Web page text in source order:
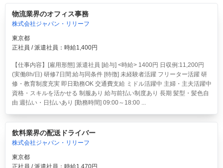
物流業界のオフィス事務
株式会社ジャパン・リリーフ
東京都
正社員 / 派遣社員：時給1,400円
【仕事内容】[雇用形態] 派遣社員 [給与] <時給> 1400円 日収例:11,200円
(実働8h/日) 研修7日間:給与同条件 [特徴] 未経験者活躍 フリーター活躍 研
修・教育制度充実 即日勤務OK 交通費支給 ミドル活躍中 主婦・主夫活躍中
資格・スキルを活かせる 制服あり 給与前払い制度あり 長期 髪型・髪色自
由 週払い・日払いあり [勤務時間] 09:00～18:00 ...
飲料業界の配送ドライバー
株式会社ジャパン・リリーフ
東京都